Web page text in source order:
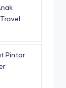
Pintar